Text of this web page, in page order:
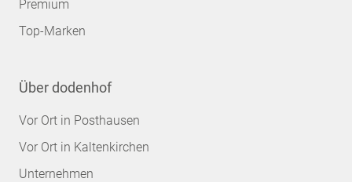
Premium
Top-Marken
Über dodenhof
Vor Ort in Posthausen
Vor Ort in Kaltenkirchen
Unternehmen